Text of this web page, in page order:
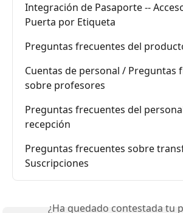
Integración de Pasaporte --
Puerta por Etiqueta
Preguntas frecuentes del
Cuentas de personal / Preguntas
sobre profesores
Preguntas frecuentes del
recepción
Preguntas frecuentes sobre
Suscripciones
¿Ha quedado contestada tu